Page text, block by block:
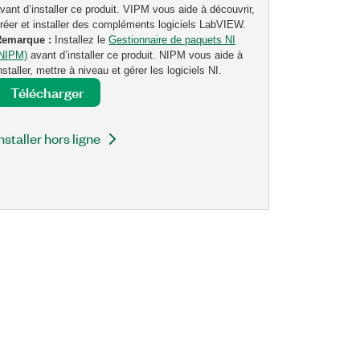
d’installer ce produit. VIPM vous aide à découvrir,
et installer des compléments logiciels LabVIEW.
: Installez leGestionnaire de paquets NI
avant d’installer ce produit. NIPM vous aide à
mettre à niveau et gérer les logiciels NI.
Télécharger
hors ligne